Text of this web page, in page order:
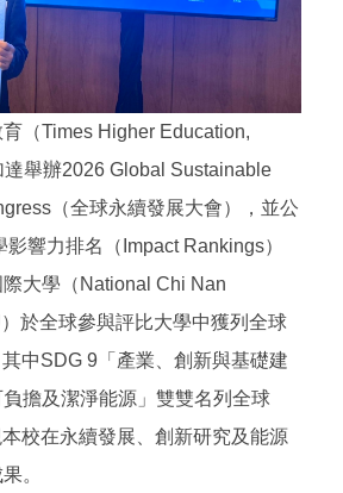
（Times Higher Education,
舉辦2026 Global Sustainable
（全球永續發展大會），並公
響力排名（Impact Rankings）
大學（National Chi Nan
於全球參與評比大學中獲列全球
中SDG 9「產業、創新與基礎建
擔及潔淨能源」雙雙名列全球
校在永續發展、創新研究及能源
。